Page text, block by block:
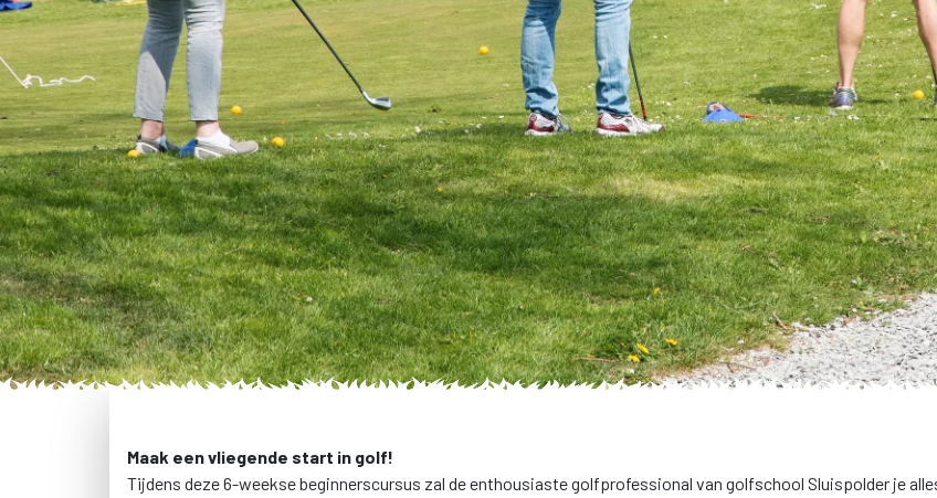
Maak een vliegende start in golf!
Tijdens deze 6-weekse beginnerscursus zal de enthousiaste golfprofessional van golfschool Sluispolder je